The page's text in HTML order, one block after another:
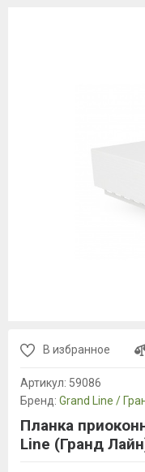
В избранное
Артикул: 59086
Бренд: Grand Line /
Планка
Line (Гранд